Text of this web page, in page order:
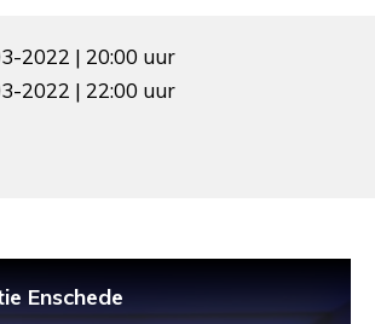
2022 | 20:00 uur
2022 | 22:00 uur
Enschede